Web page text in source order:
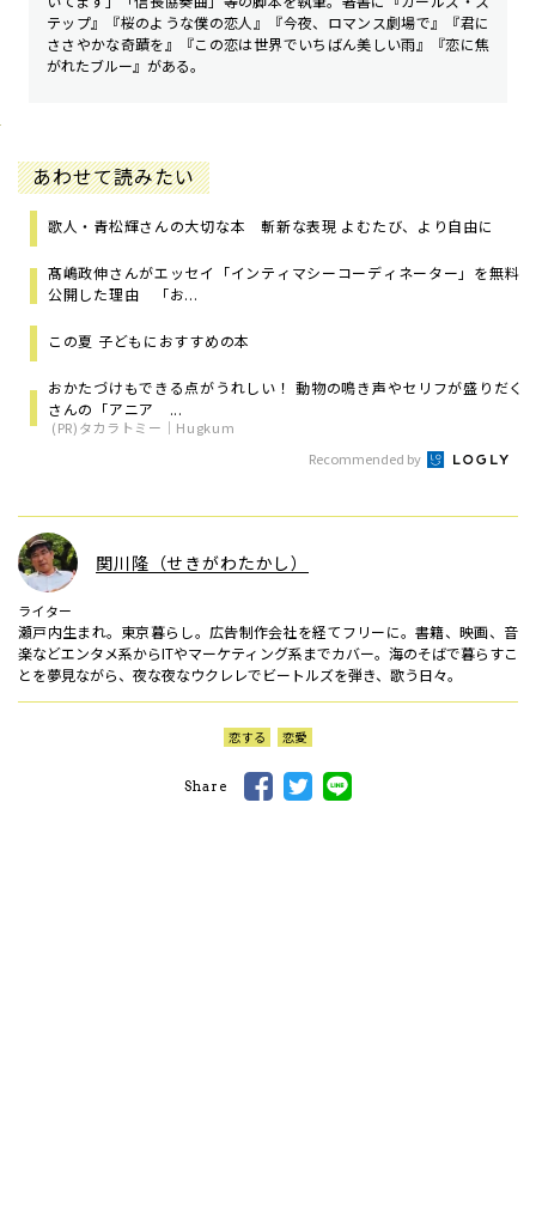
テップ』『桜のような僕の恋人』『今夜、ロマンス劇場で』『君に
ささやかな奇蹟を』『この恋は世界でいちばん美しい雨』『恋に焦
がれたブルー』がある。
あわせて読みたい
歌人・青松輝さんの大切な本 斬新な表現 よむたび、より自由に
髙嶋政伸さんがエッセイ「インティマシーコーディネーター」を無料
公開した理由 「お...
この夏 子どもにおすすめの本
おかたづけもできる点がうれしい！ 動物の鳴き声やセリフが盛りだく
さんの「アニア ...
(PR)タカラトミー｜Hugkum
Recommended by
関川隆（せきがわたかし）
ライター
瀬戸内生まれ。東京暮らし。広告制作会社を経てフリーに。書籍、映画、音
楽などエンタメ系からITやマーケティング系までカバー。海のそばで暮らすこ
とを夢見ながら、夜な夜なウクレレでビートルズを弾き、歌う日々。
恋する 恋愛
Share